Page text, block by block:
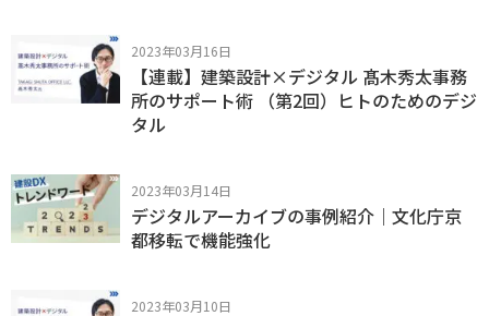
2023年03月16日
【連載】建築設計×デジタル 髙木秀太事務
所のサポート術 （第2回）ヒトのためのデジ
タル
2023年03月14日
デジタルアーカイブの事例紹介｜文化庁京
都移転で機能強化
2023年03月10日